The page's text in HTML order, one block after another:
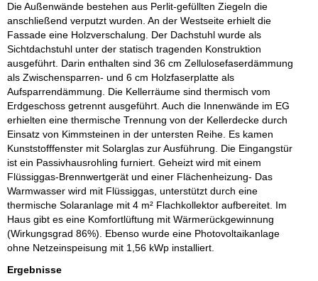
Die Außenwände bestehen aus Perlit-gefüllten Ziegeln die
anschließend verputzt wurden. An der Westseite erhielt die
Fassade eine Holzverschalung. Der Dachstuhl wurde als
Sichtdachstuhl unter der statisch tragenden Konstruktion
ausgeführt. Darin enthalten sind 36 cm Zellulosefaserdämmung
als Zwischensparren- und 6 cm Holzfaserplatte als
Aufsparrendämmung. Die Kellerräume sind thermisch vom
Erdgeschoss getrennt ausgeführt. Auch die Innenwände im EG
erhielten eine thermische Trennung von der Kellerdecke durch
Einsatz von Kimmsteinen in der untersten Reihe. Es kamen
Kunststofffenster mit Solarglas zur Ausführung. Die Eingangstür
ist ein Passivhausrohling furniert. Geheizt wird mit einem
Flüssiggas-Brennwertgerät und einer Flächenheizung- Das
Warmwasser wird mit Flüssiggas, unterstützt durch eine
thermische Solaranlage mit 4 m² Flachkollektor aufbereitet. Im
Haus gibt es eine Komfortlüftung mit Wärmerückgewinnung
(Wirkungsgrad 86%). Ebenso wurde eine Photovoltaikanlage
ohne Netzeinspeisung mit 1,56 kWp installiert.
Ergebnisse